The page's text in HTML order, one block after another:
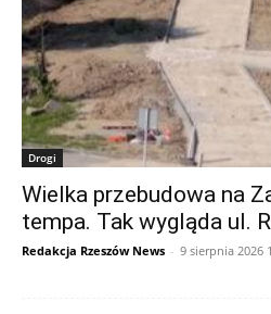
Drogi
Wielka przebudowa na
tempa. Tak wygląda ul.
Redakcja Rzeszów News - 9 sierpnia 2026